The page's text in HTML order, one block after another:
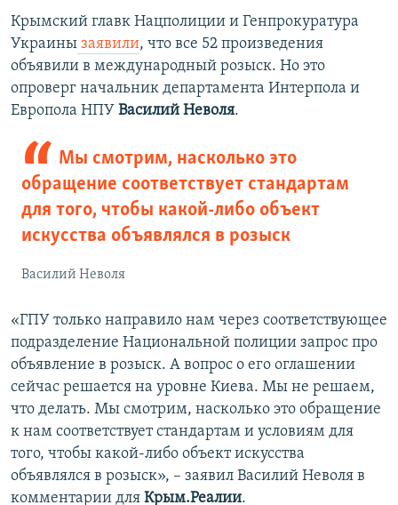
Крымский главк Нацполиции и Генпрокуратура
Украины заявили, что все 52 произведения
объявили в международный розыск. Но это
опроверг начальник департамента Интерпола и
Европола НПУ Василий Неволя.
Мы смотрим, насколько это
обращение соответствует стандартам
для того, чтобы какой-либо объект
искусства объявлялся в розыск
Василий Неволя
«ГПУ только направило нам через соответствующее
подразделение Национальной полиции запрос про
объявление в розыск. А вопрос о его оглашении
сейчас решается на уровне Киева. Мы не решаем,
что делать. Мы смотрим, насколько это обращение
к нам соответствует стандартам и условиям для
того, чтобы какой-либо объект искусства
объявлялся в розыск», – заявил Василий Неволя в
комментарии для Крым.Реалии.